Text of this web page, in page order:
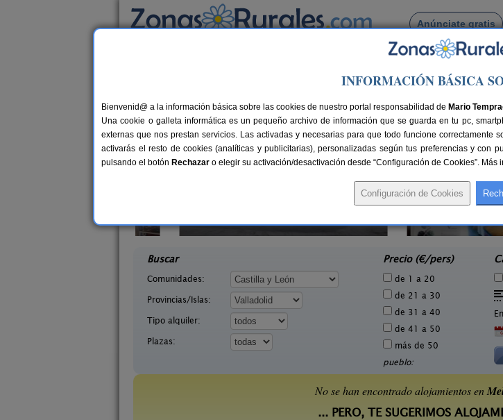
Anúnciate gratis
Busca por pueblo
> Melgar de Abajo
Casas Rurales cerca de Melgar de Abajo
30 €
Casa Rural La Pepita
Buscar
Comunidades:
Provincias/Islas:
Tipo alquiler:
Plazas:
Precio (€/pers)
de 1 a 20
de 21 a 30
de 31 a 40
de 41 a 50
más de 50
pueblo:
No se han encontrado alojamientos en
... PERO, TE SUGERIMOS
INFORMACIÓN BÁSICA
Bienvenid@ a la información básica sobre las cookies de nuestro portal responsabilidad de Mario
Una cookie o galleta informática es un pequeño archivo de información que se guarda en tu pc,
externas que nos prestan servicios. Las activadas y necesarias para que todo funcione correctamente
activarás el resto de cookies (analíticas y publicitarias), personalizadas según tus preferencias y con
pulsando el botón Rechazar o elegir su activación/desactivación desde “Configuración de Cookies”. Más